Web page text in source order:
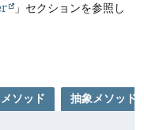
」セクションを参照し
ソッド 抽象メソッド